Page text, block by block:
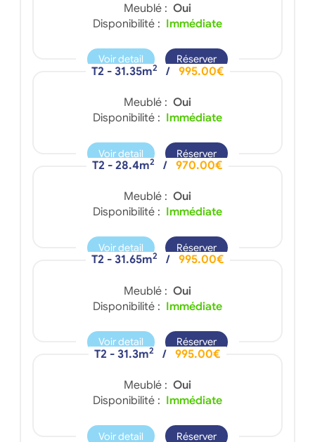
Meublé : Oui
Disponibilité : Immédiate
Voir detail Réserver
T2 - 31.35m2 / 995.00€
Meublé : Oui
Disponibilité : Immédiate
Voir detail Réserver
T2 - 28.4m2 / 970.00€
Meublé : Oui
Disponibilité : Immédiate
Voir detail Réserver
T2 - 31.65m2 / 995.00€
Meublé : Oui
Disponibilité : Immédiate
Voir detail Réserver
T2 - 31.3m2 / 995.00€
Meublé : Oui
Disponibilité : Immédiate
Voir detail Réserver